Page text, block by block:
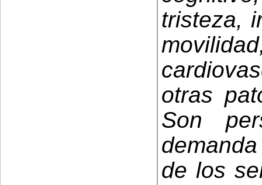
tristeza,
otras
Son
de los